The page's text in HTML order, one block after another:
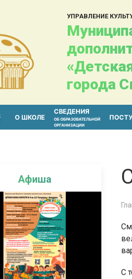
УПРАВЛЕНИЕ
города
О ШКОЛЕ
СВЕДЕНИЯ
ОБ ОБРАЗОВАТЕЛЬНОЙ
ОРГАНИЗАЦИИ
Афиша
С